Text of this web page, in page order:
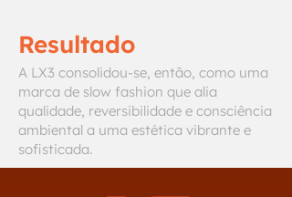
Resultado
A LX3 consolidou-se, então, como uma
marca de slow fashion que alia
qualidade, reversibilidade e consciência
ambiental a uma estética vibrante e
sofisticada.